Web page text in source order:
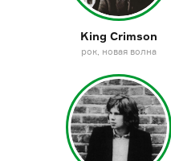
King Crimson
рок новая волна